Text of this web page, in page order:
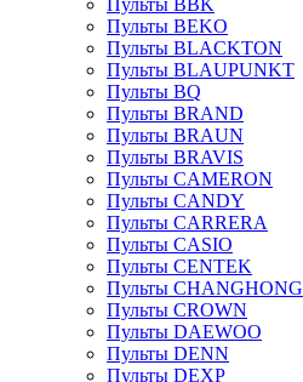
Пульты BEKO
Пульты BLACKTON
Пульты BLAUPUNKT
Пульты BQ
Пульты BRAND
Пульты BRAUN
Пульты BRAVIS
Пульты CAMERON
Пульты CANDY
Пульты CARRERA
Пульты CASIO
Пульты CENTEK
Пульты CHANGHONG
Пульты CROWN
Пульты DAEWOO
Пульты DENN
Пульты DEXP